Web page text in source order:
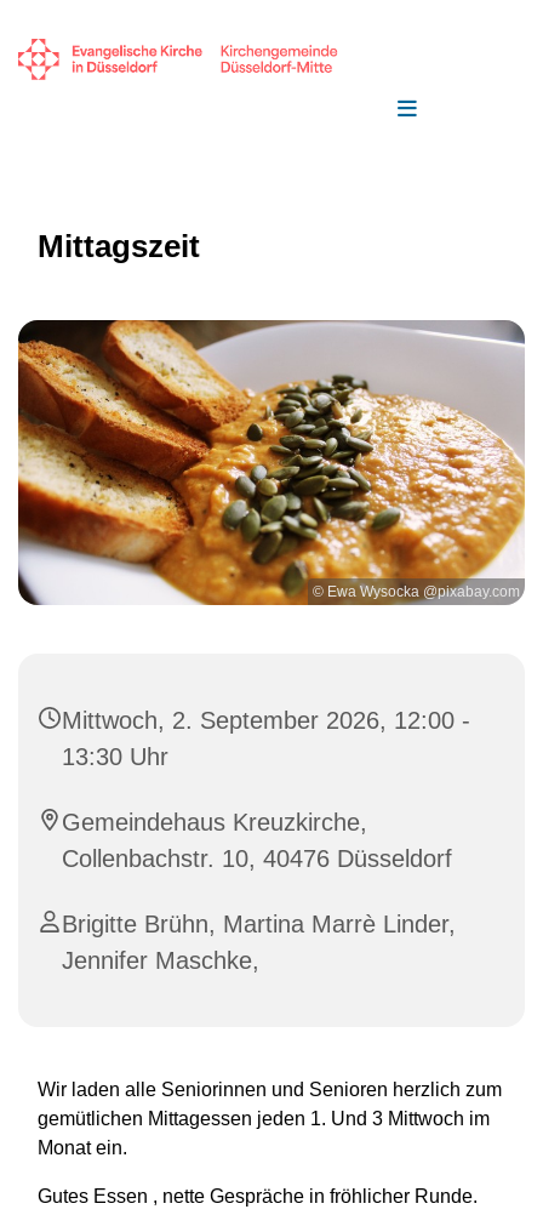
Mittagszeit
© Ewa Wysocka @pixabay.com
Mittwoch, 2. September 2026, 12:00 -
13:30 Uhr
Gemeindehaus Kreuzkirche,
Collenbachstr. 10, 40476 Düsseldorf
Brigitte Brühn, Martina Marrè Linder,
Jennifer Maschke,
Wir laden alle Seniorinnen und Senioren herzlich zum
gemütlichen Mittagessen jeden 1. Und 3 Mittwoch im
Monat ein.
Gutes Essen , nette Gespräche in fröhlicher Runde.